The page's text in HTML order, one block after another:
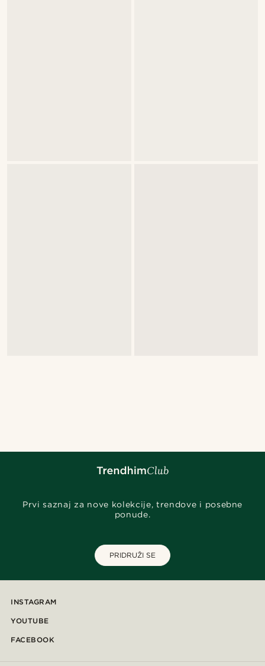
Prvi saznaj za nove kolekcije, trendove i posebne
ponude.
PRIDRUŽI SE
INSTAGRAM
YOUTUBE
FACEBOOK